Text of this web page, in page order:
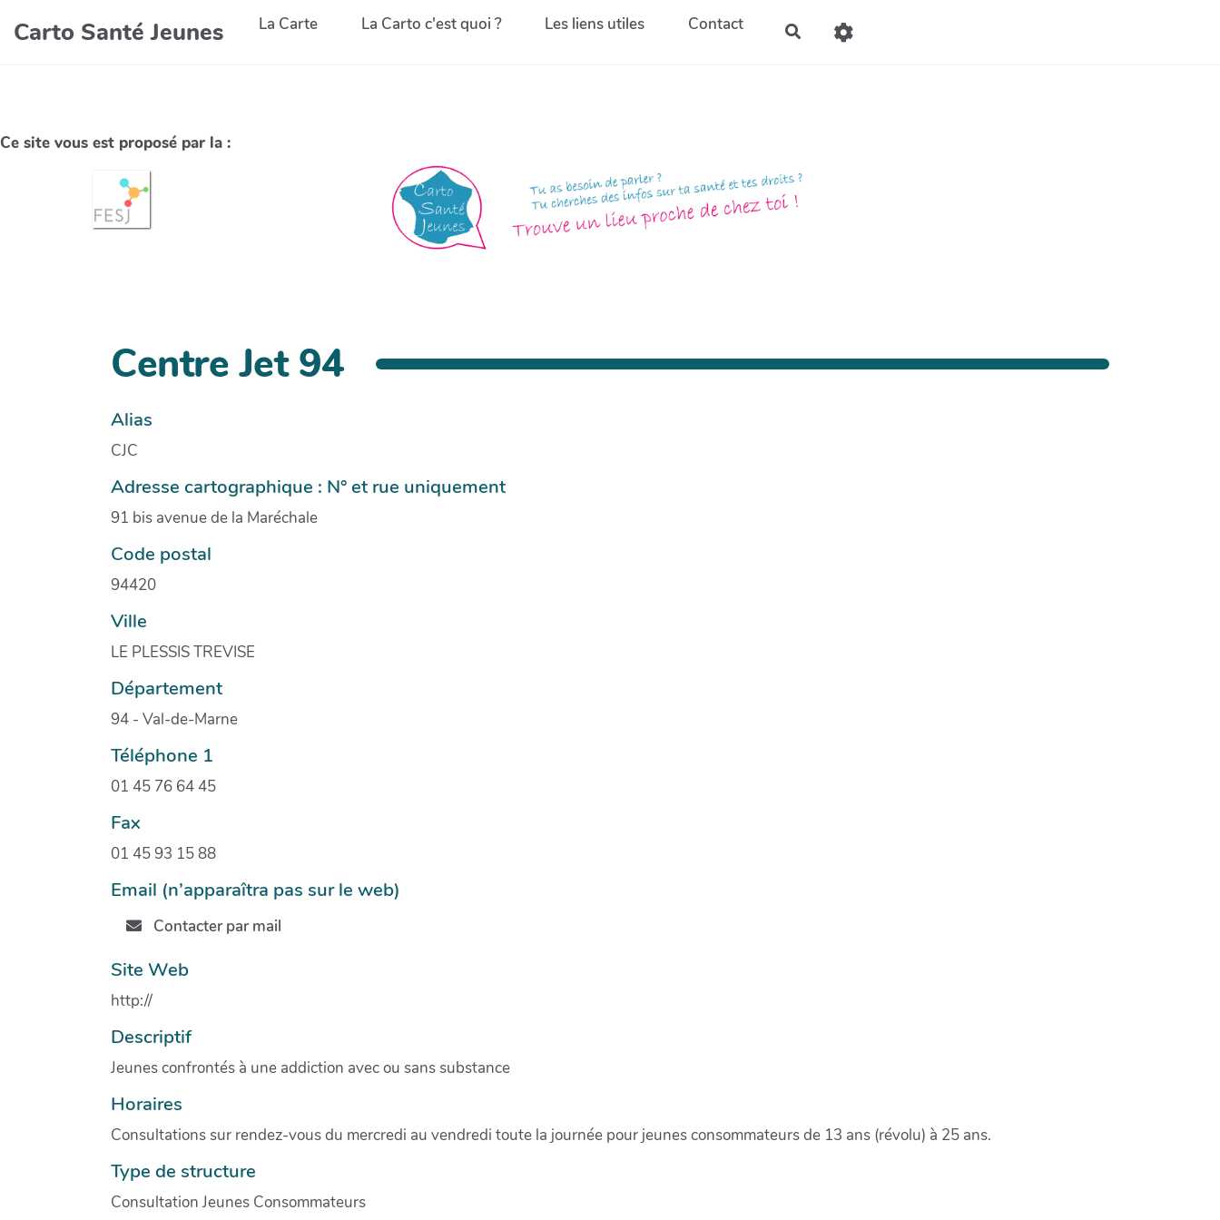
Carto Santé Jeunes La Carte La Carto c'est quoi ? Les liens utiles Contact
Ce site vous est proposé par la :
Centre Jet 94
Alias
CJC
Adresse cartographique : N° et rue uniquement
91 bis avenue de la Maréchale
Code postal
94420
Ville
LE PLESSIS TREVISE
Département
94 - Val-de-Marne
Téléphone 1
01 45 76 64 45
Fax
01 45 93 15 88
Email (n’apparaîtra pas sur le web)
Contacter par mail
Site Web
http://
Descriptif
Jeunes confrontés à une addiction avec ou sans substance
Horaires
Consultations sur rendez-vous du mercredi au vendredi toute la journée pour jeunes consommateurs de 13 ans (révolu) à 25 ans.
Type de structure
Consultation Jeunes Consommateurs